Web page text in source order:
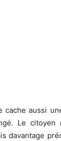
aussi
Le
davantage